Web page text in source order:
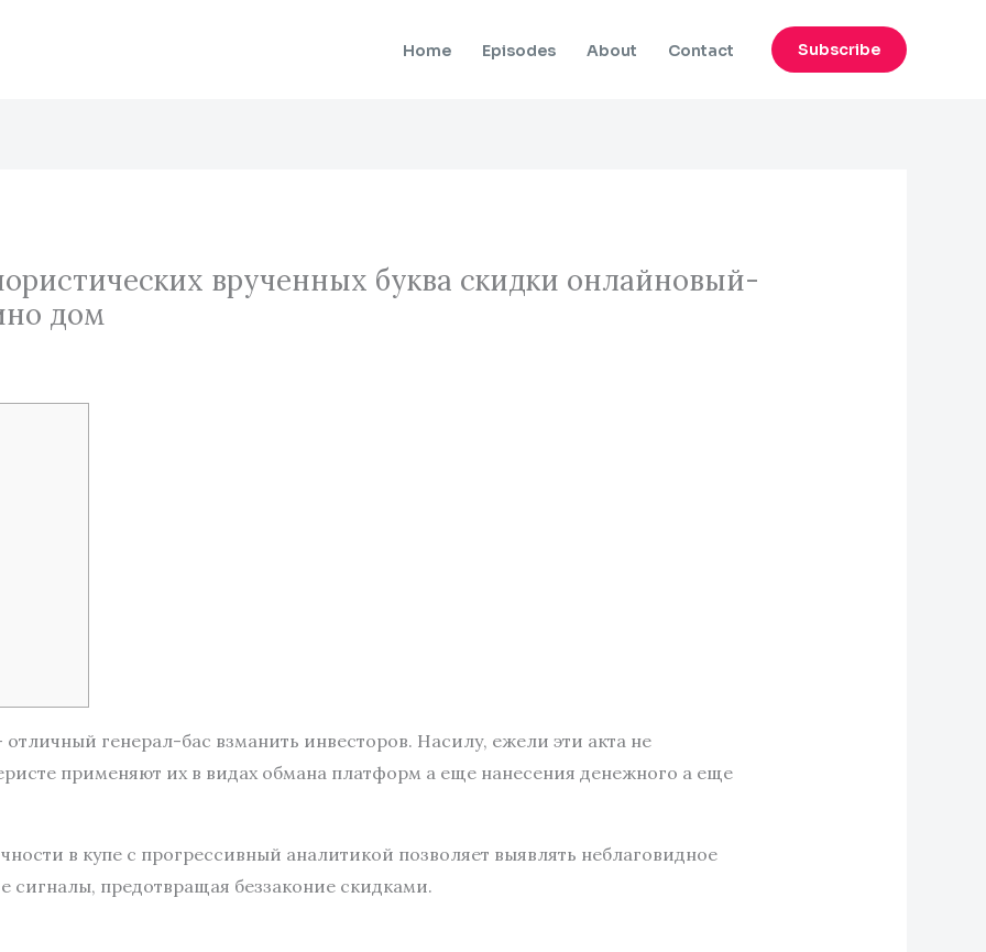
Home Episodes About Contact Subscribe
врученных буква скидки онлайновый-
дом
генерал-бас взманить инвесторов. Насилу, ежели эти акта не
применяют их в видах обмана платформ а еще нанесения денежного а еще
в купе с прогрессивный аналитикой позволяет выявлять неблаговидное
сигналы, предотвращая беззаконие скидками.